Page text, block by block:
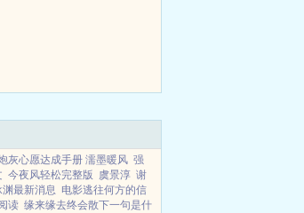
灰心愿达成手册 濡墨暖风 强
今夜风轻松完整版 虞景淳 谢
渊最新消息 电影逃往何方的信
读 缘来缘去终会散下一句是什